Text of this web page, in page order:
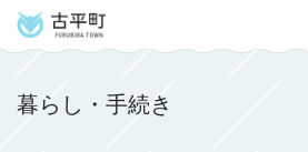
暮らし・手続き